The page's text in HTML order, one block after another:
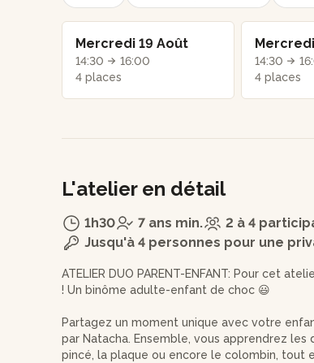
Mercredi 19 Août
14:30
16:00
4 places
14:30
4 places
L'atelier en détail
1h30 7 ans min.
2 à 4
Jusqu'à 4 personnes pour une
ATELIER DUO PARENT-ENFANT: Pour cet
! Un binôme adulte-enfant de choc 😃
Partagez un moment unique avec votre
par Natacha. Ensemble, vous apprendrez
pincé, la plaque ou encore le colombin, tout